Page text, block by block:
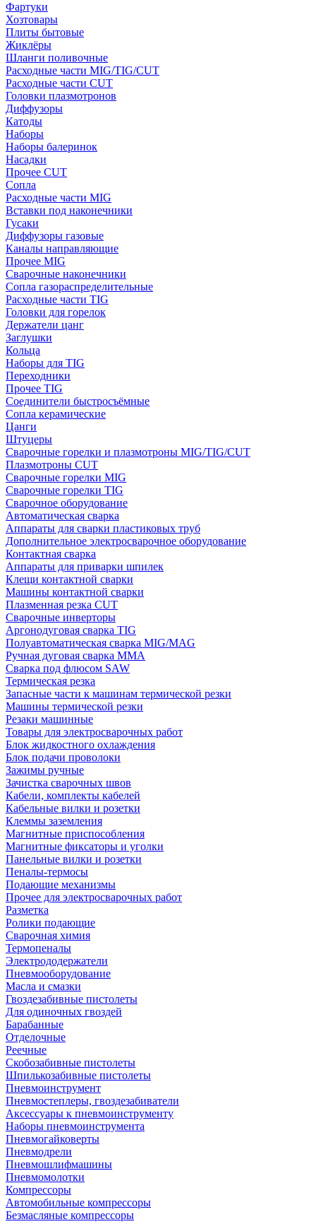
Фартуки
Хозтовары
Плиты бытовые
Жиклёры
Шланги поливочные
Расходные части MIG/TIG/CUT
Расходные части CUT
Головки плазмотронов
Диффузоры
Катоды
Наборы
Наборы балеринок
Насадки
Прочее CUT
Сопла
Расходные части MIG
Вставки под наконечники
Гусаки
Диффузоры газовые
Каналы направляющие
Прочее MIG
Сварочные наконечники
Сопла газораспределительные
Расходные части TIG
Головки для горелок
Держатели цанг
Заглушки
Кольца
Наборы для TIG
Переходники
Прочее TIG
Соединители быстросъёмные
Сопла керамические
Цанги
Штуцеры
Сварочные горелки и плазмотроны MIG/TIG/CUT
Плазмотроны CUT
Сварочные горелки MIG
Сварочные горелки TIG
Сварочное оборудование
Автоматическая сварка
Аппараты для сварки пластиковых труб
Дополнительное электросварочное оборудование
Контактная сварка
Аппараты для приварки шпилек
Клещи контактной сварки
Машины контактной сварки
Плазменная резка CUT
Сварочные инверторы
Аргонодуговая сварка TIG
Полуавтоматическая сварка MIG/MAG
Ручная дуговая сварка MMA
Сварка под флюсом SAW
Термическая резка
Запасные части к машинам термической резки
Машины термической резки
Резаки машинные
Товары для электросварочных работ
Блок жидкостного охлаждения
Блок подачи проволоки
Зажимы ручные
Зачистка сварочных швов
Кабели, комплекты кабелей
Кабельные вилки и розетки
Клеммы заземления
Магнитные приспособления
Магнитные фиксаторы и уголки
Панельные вилки и розетки
Пеналы-термосы
Подающие механизмы
Прочее для электросварочных работ
Разметка
Ролики подающие
Сварочная химия
Термопеналы
Электрододержатели
Пневмооборудование
Масла и смазки
Гвоздезабивные пистолеты
Для одиночных гвоздей
Барабанные
Отделочные
Реечные
Скобозабивные пистолеты
Шпилькозабивные пистолеты
Пневмоинструмент
Пневмостеплеры, гвоздезабиватели
Аксессуары к пневмоинструменту
Наборы пневмоинструмента
Пневмогайковерты
Пневмодрели
Пневмошлифмашины
Пневмомолотки
Компрессоры
Автомобильные компрессоры
Безмасляные компрессоры